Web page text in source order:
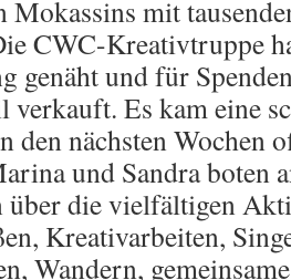
Mokassins mit
CWC-Kreativtruppe
genäht und für
verkauft. Es kam eine
den nächsten Wochen
und Sandra boten
die vielfältigen
Kreativarbeiten,
Wandern,